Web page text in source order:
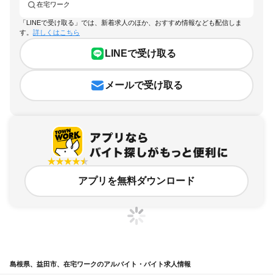
在宅ワーク
「LINEで受け取る」では、新着求人のほか、おすすめ情報なども配信しま
す。 詳しくはこちら
LINEで受け取る
メールで受け取る
アプリを無料ダウンロード
島根県、益田市、在宅ワークのアルバイト・バイト求人情報